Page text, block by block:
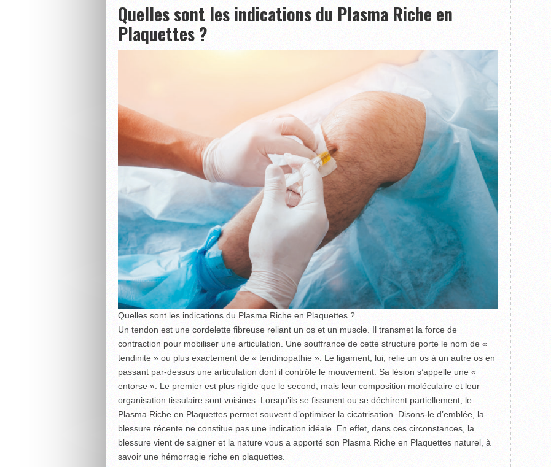
Quelles sont les indications du Plasma Riche en
Plaquettes ?
Quelles sont les indications du Plasma Riche en Plaquettes ?
Un tendon est une cordelette fibreuse reliant un os et un muscle. Il transmet la force de
contraction pour mobiliser une articulation. Une souffrance de cette structure porte le nom de «
tendinite » ou plus exactement de « tendinopathie ». Le ligament, lui, relie un os à un autre os en
passant par-dessus une articulation dont il contrôle le mouvement. Sa lésion s’appelle une «
entorse ». Le premier est plus rigide que le second, mais leur composition moléculaire et leur
organisation tissulaire sont voisines. Lorsqu’ils se fissurent ou se déchirent partiellement, le
Plasma Riche en Plaquettes permet souvent d’optimiser la cicatrisation. Disons-le d’emblée, la
blessure récente ne constitue pas une indication idéale. En effet, dans ces circonstances, la
blessure vient de saigner et la nature vous a apporté son Plasma Riche en Plaquettes naturel, à
savoir une hémorragie riche en plaquettes.